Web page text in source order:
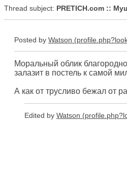
Thread subject: PRETICH.com ::
Posted by Watson
Моральный облик
залазит в постель к самой
А как от трусливо бежал от
Edited by Watson